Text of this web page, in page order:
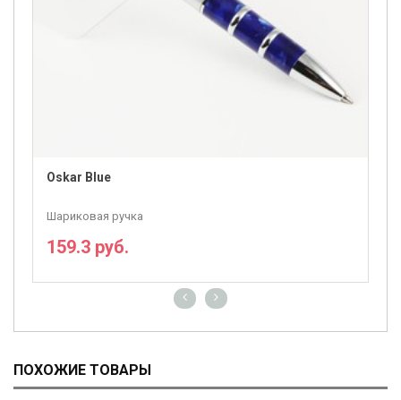
Oskar Blue
Шариковая ручка
159.3 руб.
ПОХОЖИЕ ТОВАРЫ